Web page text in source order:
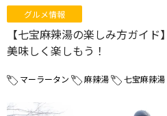
グルメ情報
【七宝麻辣湯の楽しみ方ガイ
美味しく楽しもう！
マーラータン 麻辣湯 七宝麻辣湯